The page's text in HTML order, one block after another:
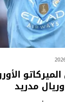
مدريد